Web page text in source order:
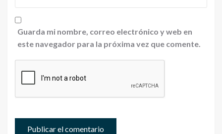
Guarda mi nombre, correo electrónico y web en
este navegador para la próxima vez que comente.